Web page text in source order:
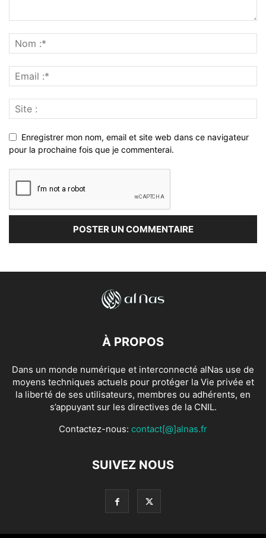
Enregistrer mon nom, email et site web dans ce navigateur
pour la prochaine fois que je commenterai.
À PROPOS
Dans un monde numérique et interconnecté alNas use de
moyens techniques actuels pour protéger la Vie privée et
la liberté de ses utilisateurs, membres ou adhérents, en
s’appuyant sur les directives de la CNIL.
Contactez-nous: contact[@]alnas.fr
SUIVEZ NOUS